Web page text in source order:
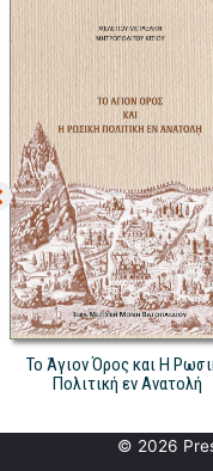
Το Άγιον Όρος και Η
Πολιτική εν Ανατολή
© 2026